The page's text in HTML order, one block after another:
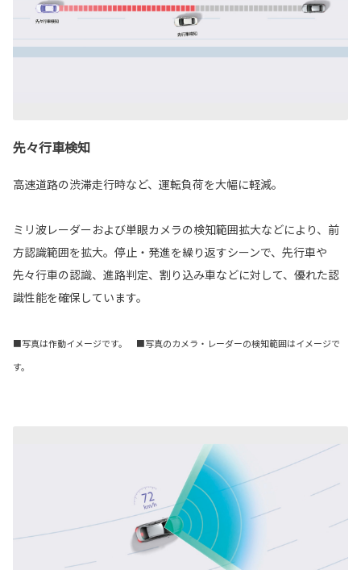
先々行車検知
高速道路の渋滞走行時など、運転負荷を大幅に軽減。
ミリ波レーダーおよび単眼カメラの検知範囲拡大などにより、前
方認識範囲を拡大。停止・発進を繰り返すシーンで、先行車や
先々行車の認識、進路判定、割り込み車などに対して、優れた認
識性能を確保しています。
■写真は作動イメージです。 ■写真のカメラ・レーダーの検知範囲はイメージで
す。